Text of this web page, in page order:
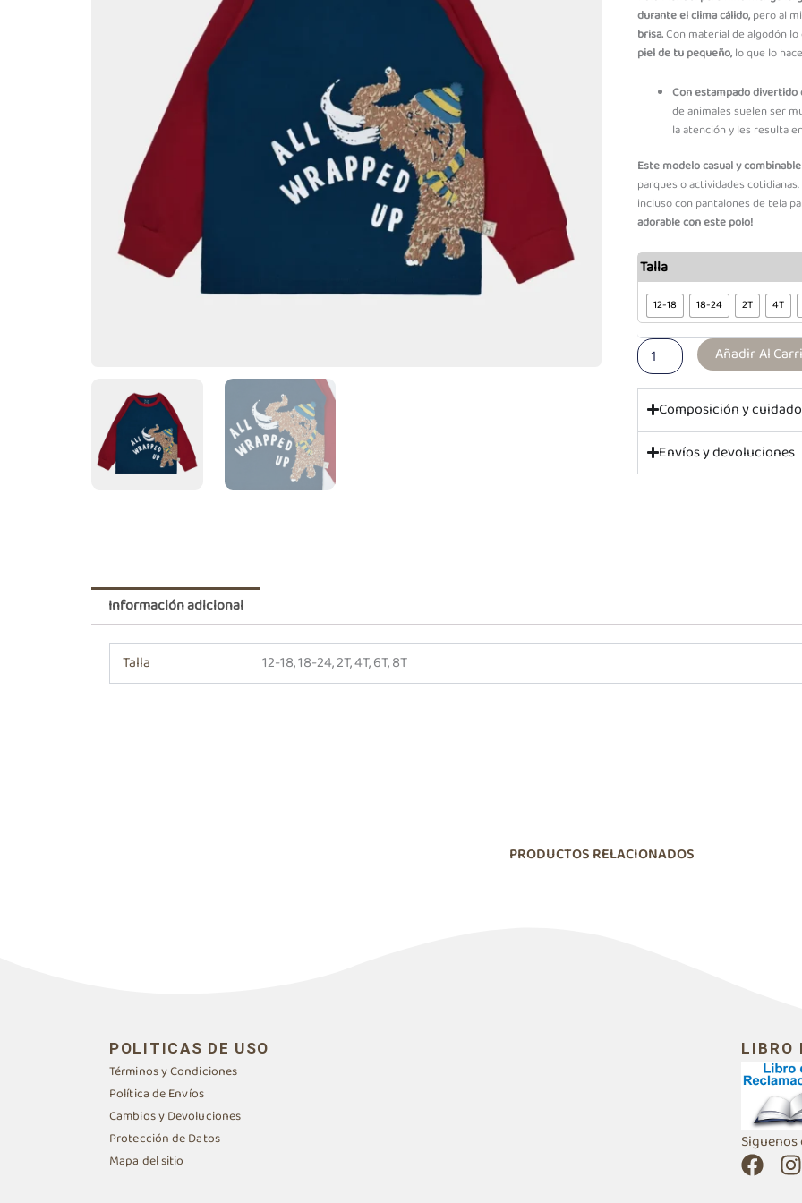
S/31.92
Through
S/34.32
durante el clima cálido,pero al
brisa.Con material de algodón
piel de tu pequeño,lo que lo
Con estampado
de animales suelen ser
la atención y les resulta
Este modelo casual y combinable
parques o actividades
incluso con pantalones de tela
adorable con este polo!
Talla
12-18 18-24 2T 4T
Polo
ML
Manuel
Acero
cantidad
Añadir Al
Composición y cuidado
Envíos y devoluciones
Información adicional
Talla 12-18, 18-24, 2T, 4T, 6T, 8T
PRODUCTOS RELACIONADOS
POLITICAS DE USO
Términos y Condiciones
Política de Envíos
Cambios y Devoluciones
Protección de Datos
Mapa del sitio
LIBRO
Siguenos
F
a
I
n